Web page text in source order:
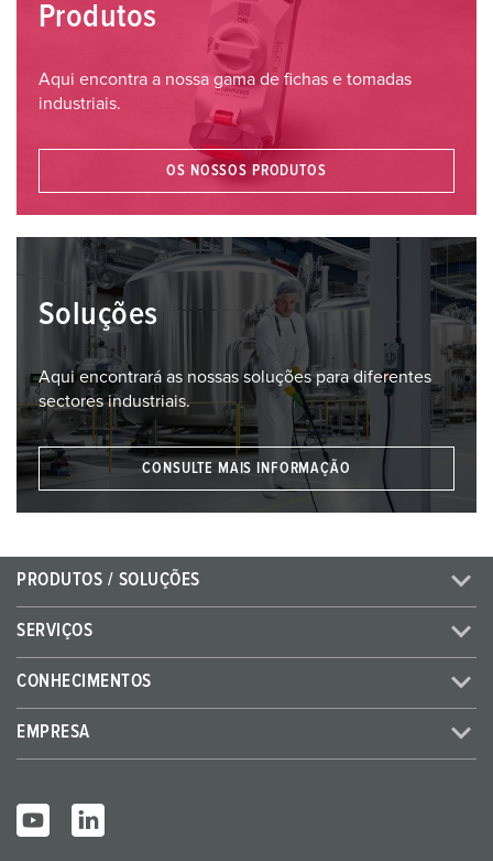
Produtos
Aqui encontra a nossa gama de fichas e tomadas
industriais.
OS NOSSOS PRODUTOS
Soluções
Aqui encontrará as nossas soluções para diferentes
sectores industriais.
CONSULTE MAIS INFORMAÇÃO
PRODUTOS / SOLUÇÕES
SERVIÇOS
CONHECIMENTOS
EMPRESA